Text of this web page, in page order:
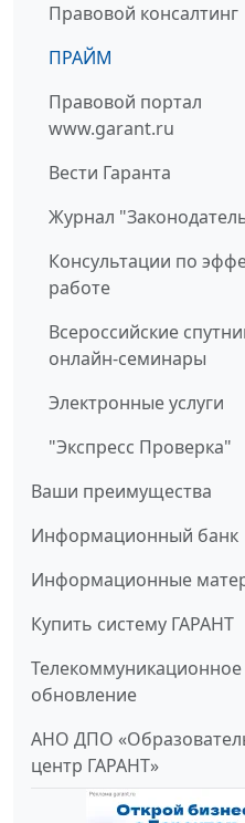
Правовой консалтинг
ПРАЙМ
Правовой портал
www.garant.ru
Вести Гаранта
Журнал
Консультации по
работе
Всероссийские
онлайн-семинары
Электронные услуги
"Экспресс Проверка"
Ваши преимущества
Информационный банк
Информационные
Купить систему ГАРАНТ
Телекоммуникационное
обновление
АНО ДПО
центр ГАРАНТ»